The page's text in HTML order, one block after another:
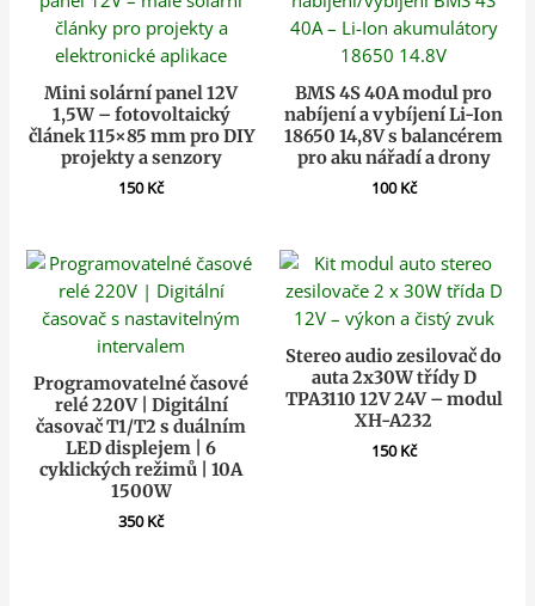
Mini solární panel 12V
1,5W – fotovoltaický
článek 115×85 mm pro DIY
projekty a senzory
150Kč
BMS 4S 40A modul pro
nabíjení a vybíjení Li-Ion
18650 14,8V s balancérem
pro aku nářadí a drony
100Kč
Programovatelné časové
relé 220V | Digitální
časovač T1/T2 s duálním
LED displejem | 6
cyklických režimů | 10A
1500W
350Kč
Stereo audio zesilovač do
auta 2x30W třídy D
TPA3110 12V 24V – modul
XH-A232
150Kč